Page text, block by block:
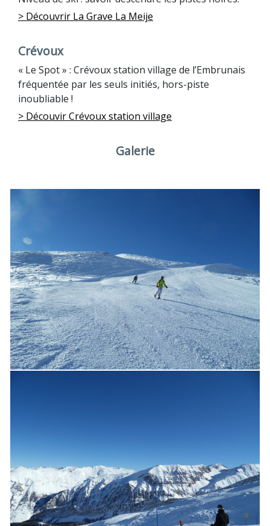
> Découvrir La Grave La Meije
Crévoux
« Le Spot » : Crévoux station village de l’Embrunais
fréquentée par les seuls initiés, hors-piste
inoubliable !
> Découvir Crévoux station village
Galerie